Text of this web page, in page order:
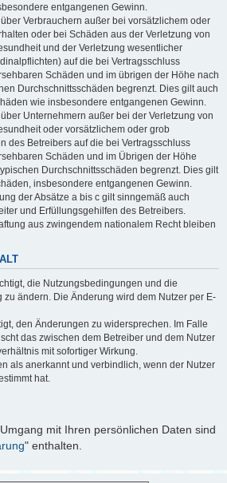
entgangenen Gewinn.
Verbrauchern außer bei vorsätzlichem oder
oder bei Schäden aus der Verletzung von
und der Verletzung wesentlicher
auf die bei Vertragsschluss
Schäden und im übrigen der Höhe nach
Durchschnittsschäden begrenzt. Dies gilt auch
wie insbesondere entgangenen Gewinn.
Unternehmern außer bei der Verletzung von
oder vorsätzlichem oder grob
des Betreibers auf die bei Vertragsschluss
Schäden und im Übrigen der Höhe
Durchschnittsschäden begrenzt. Dies gilt
insbesondere entgangenen Gewinn.
der Absätze a bis c gilt sinngemäß auch
und Erfüllungsgehilfen des Betreibers.
aus zwingendem nationalem Recht bleiben
die Nutzungsbedingungen und die
zu ändern. Die Änderung wird dem Nutzer per E-
den Änderungen zu widersprechen. Im Falle
das zwischen dem Betreiber und dem Nutzer
mit sofortiger Wirkung.
als anerkannt und verbindlich, wenn der Nutzer
hat.
mit Ihren persönlichen Daten sind
" enthalten.